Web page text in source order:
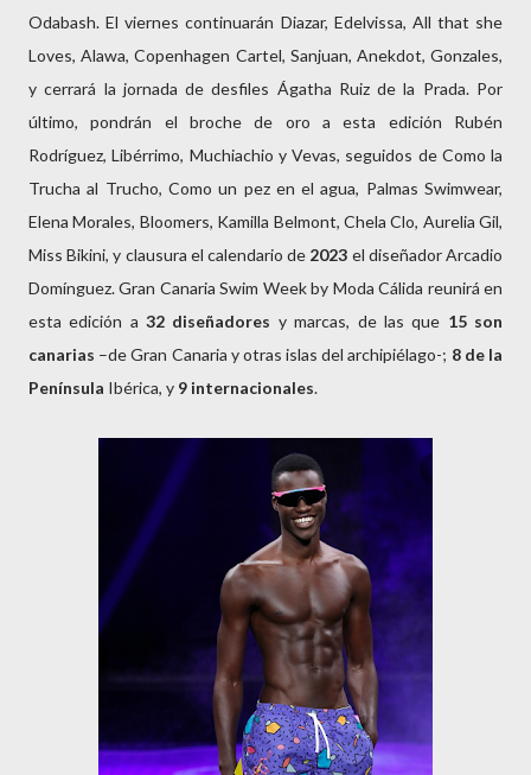
Odabash. El viernes continuarán Diazar, Edelvissa, All that she
Loves, Alawa, Copenhagen Cartel, Sanjuan, Anekdot, Gonzales,
y cerrará la jornada de desfiles Ágatha Ruiz de la Prada. Por
último, pondrán el broche de oro a esta edición Rubén
Rodríguez, Libérrimo, Muchiachio y Vevas, seguidos de Como la
Trucha al Trucho, Como un pez en el agua, Palmas Swimwear,
Elena Morales, Bloomers, Kamilla Belmont, Chela Clo, Aurelia Gil,
Miss Bikini, y clausura el calendario de 2023 el diseñador Arcadio
Domínguez. Gran Canaria Swim Week by Moda Cálida reunirá en
esta edición a32 diseñadores y marcas, de las que 15 son
canarias –de Gran Canaria y otras islas del archipiélago-; 8 de la
Península Ibérica, y 9 internacionales.